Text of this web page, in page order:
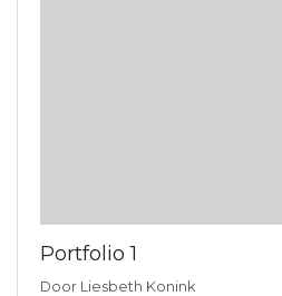
Portfolio 1
Door Liesbeth Konink